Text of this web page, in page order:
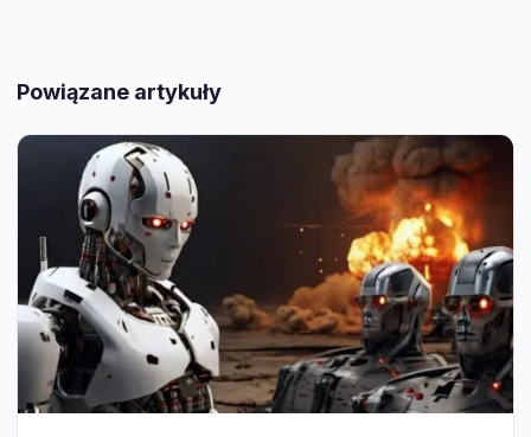
Powiązane artykuły